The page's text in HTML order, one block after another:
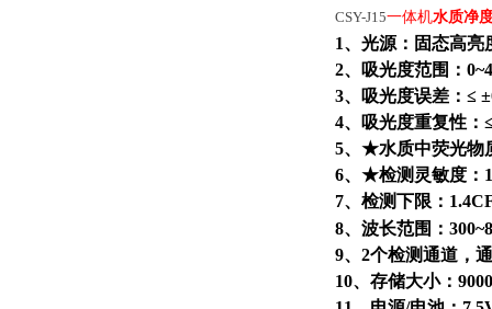
CSY-J15一体机水质净
1、光源：固态高亮
2、吸光度范围：
3、吸光度误差：≤
4、吸光度重复性：
5、★水质中荧光物
6、★检测灵敏度：
7、检测下限：
8、波长范围：
9、2个检测通道，
10、存储大小：